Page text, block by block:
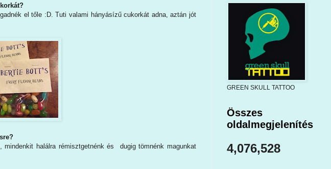
el tőle :D. Tuti valami hányásízű cukorkát adna, aztán jót
halálra rémisztgetnénk és dugig tömnénk magunkat
GREEN SKULL TATTOO
Összes
oldalmegjelenítés
4,076,528